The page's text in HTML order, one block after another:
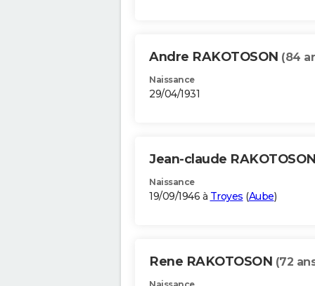
Andre RAKOTOSON (84
Naissance
29/04/1931
Jean-claude
Naissance
19/09/1946 à Troyes (Aube)
Rene RAKOTOSON (72